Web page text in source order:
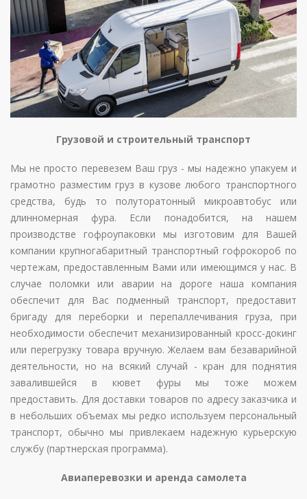
Грузовой и строительный транспорт
Мы не просто перевезем Ваш груз - мы надежно упакуем и
грамотно разместим груз в кузове любого транспортного
средства, будь то полуторатонный микроавтобус или
длинномерная фура. Если понадобится, на нашем
производстве гофроупаковки мы изготовим для Вашей
компании крупногабаритный транспортный гофрокороб по
чертежам, предоставленным Вами или имеющимся у нас. В
случае поломки или аварии на дороге наша компания
обеспечит для Вас подменный транспорт, предоставит
бригаду для переборки и перепаллечивания груза, при
необходимости обеспечит механизированный кросс-докинг
или перегрузку товара вручную. Желаем вам безаварийной
деятельности, но на всякий случай - кран для поднятия
завалившейся в кювет фуры мы тоже можем
предоставить. Для доставки товаров по адресу заказчика и
в небольших объемах мы редко используем персональный
транспорт, обычно мы привлекаем надежную курьерскую
службу (партнерская программа).
Авиаперевозки и аренда самолета